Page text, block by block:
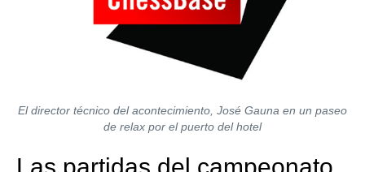
El director técnico del acontecimiento, José Gauna en un paseo
de relax por el puerto del hotel